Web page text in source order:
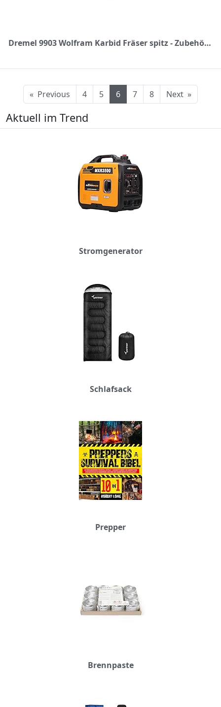
Dremel 9903 Wolfram Karbid Fräser spitz - Zubehör für Multifunktionswerkzeug mit 1 Fräser 3,2mm zum Formen, Glätten und zur Materialabnahme von Stahl, Kunststoff, Holz u.v.m.
« Previous 4 5 6 7 8 Next »
Aktuell im Trend
Stromgenerator
Schlafsack
Prepper
Brennpaste